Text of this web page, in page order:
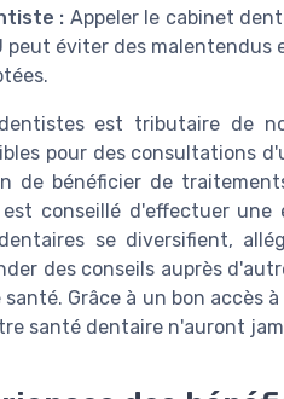
: Appeler le cabinet
peut éviter des
est tributaire de
pour des consultations
de bénéficier de
conseillé d'effectuer une
se diversifient,
des conseils auprès
Grâce à un bon accès
santé dentaire n'auront